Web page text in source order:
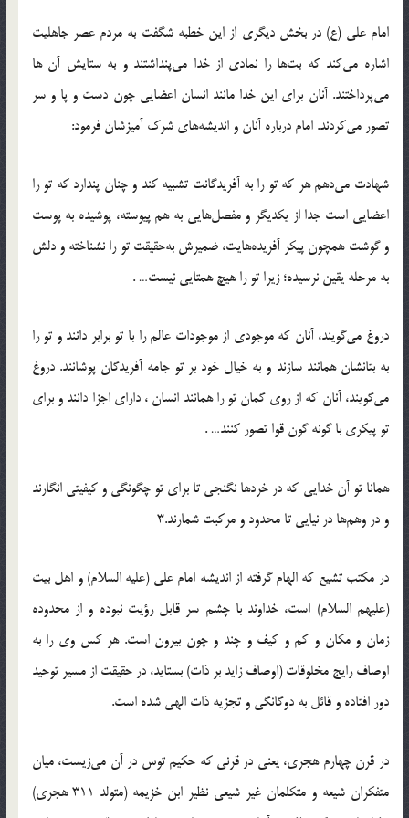
امام علي (ع) در بخش ديگري از اين خطبه شگفت به مردم عصر جاهليت
اشاره مي‌كند كه بت‌ها را نمادي از خدا مي‌پنداشتند و به ستايش آن ها
مي‌پرداختند. آنان براي اين خدا مانند انسان اعضايي چون دست و پا و سر
تصور مي‌كردند. امام درباره آنان و انديشه‌هاي شرك آميزشان فرمود:
شهادت مي‌دهم هر كه تو را به آفريدگانت تشبيه كند و چنان پندارد كه تو را
اعضايي است جدا از يكديگر و مفصل‌هايي به هم پيوسته، پوشيده به پوست
و گوشت همچون پيكر آفريده‌هايت، ضميرش به‌حقيقت تو را نشناخته و دلش
به مرحله يقين نرسيده؛ زيرا تو را هيچ همتايي نيست… .
دروغ مي‌گويند، آنان كه موجودي از موجودات عالم را با تو برابر دانند و تو را
به بتانشان همانند سازند و به خيال خود بر تو جامه آفريدگان پوشانند. دروغ
مي‌گويند، آنان كه از روي گمان تو را همانند انسان ، داراي اجزا دانند و براي
تو پيكري با گونه گون قوا تصور كنند… .
همانا تو آن خدايي كه در خردها نگنجي تا براي تو چگونگي و كيفيتي انگارند
و در وهم‌ها در نيايي تا محدود و مركبت شمارند.3
در مكتب تشيع كه الهام گرفته از انديشه امام علي (علیه السلام) و اهل بيت
(علیهم السلام) است، خداوند با چشم سر قابل رؤيت نبوده و از محدوده
زمان و مكان و كم و كيف و چند و چون بيرون است. هر كس وي را به
اوصاف رايج مخلوقات (اوصاف زايد بر ذات) بستايد، در حقيقت از مسير توحيد
دور افتاده و قائل به دوگانگي و تجزيه ذات الهي شده است.
در قرن چهارم هجري، يعني در قرني كه حكيم توس در آن مي‌زيست، ميان
متفكران شيعه و متكلمان غير شيعي نظير ابن خزيمه (متولد 311 هجري)